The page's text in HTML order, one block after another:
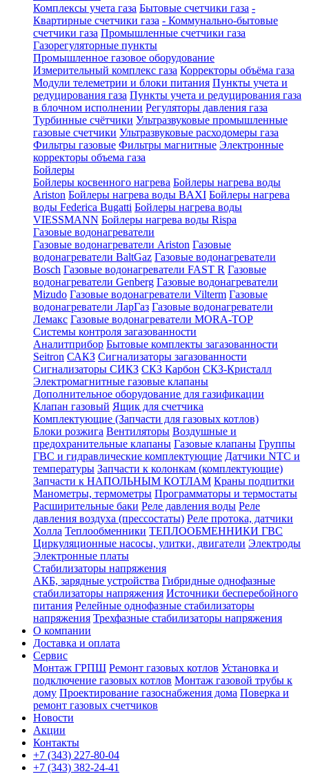
Комплексы учета газа Бытовые счетчики газа -
Квартирные счетчики газа - Коммунально-бытовые
счетчики газа Промышленные счетчики газа
Газорегуляторные пункты
Промышленное газовое оборудование
Измерительный комплекс газа Корректоры объёма газа
Модули телеметрии и блоки питания Пункты учета и
редуцирования газа Пункты учета и редуцирования газа
в блочном исполнении Регуляторы давления газа
Турбинные счётчики Ультразвуковые промышленные
газовые счетчики Ультразвуковые расходомеры газа
Фильтры газовые Фильтры магнитные Электронные
корректоры объема газа
Бойлеры
Бойлеры косвенного нагрева Бойлеры нагрева воды
Ariston Бойлеры нагрева воды BAXI Бойлеры нагрева
воды Federica Bugatti Бойлеры нагрева воды
VIESSMANN Бойлеры нагрева воды Rispa
Газовые водонагреватели
Газовые водонагреватели Ariston Газовые
водонагреватели BaltGaz Газовые водонагреватели
Bosch Газовые водонагреватели FAST R Газовые
водонагреватели Genberg Газовые водонагреватели
Mizudo Газовые водонагреватели Vilterm Газовые
водонагреватели ЛарГаз Газовые водонагреватели
Лемакс Газовые водонагреватели MORA-TOP
Системы контроля загазованности
Аналитприбор Бытовые комплекты загазованности
Seitron САКЗ Сигнализаторы загазованности
Сигнализаторы СИКЗ СКЗ Карбон СКЗ-Кристалл
Электромагнитные газовые клапаны
Дополнительное оборудование для газификации
Клапан газовый Ящик для счетчика
Комплектующие (Запчасти для газовых котлов)
Блоки розжига Вентиляторы Воздушные и
предохранительные клапаны Газовые клапаны Группы
ГВС и гидравлические комплектующие Датчики NTC и
температуры Запчасти к колонкам (комплектующие)
Запчасти к НАПОЛЬНЫМ КОТЛАМ Краны подпитки
Манометры, термометры Программаторы и термостаты
Расширительные баки Реле давления воды Реле
давления воздуха (прессостаты) Реле протока, датчики
Холла Теплообменники ТЕПЛООБМЕННИКИ ГВС
Циркуляционные насосы, улитки, двигатели Электроды
Электронные платы
Стабилизаторы напряжения
АКБ, зарядные устройства Гибридные однофазные
стабилизаторы напряжения Источники бесперебойного
питания Релейные однофазные стабилизаторы
напряжения Трехфазные стабилизаторы напряжения
О компании
Доставка и оплата
Сервис
Монтаж ГРПШ Ремонт газовых котлов Установка и
подключение газовых котлов Монтаж газовой трубы к
дому Проектирование газоснабжения дома Поверка и
ремонт газовых счетчиков
Новости
Акции
Контакты
+7 (343) 227-80-04
+7 (343) 382-24-41